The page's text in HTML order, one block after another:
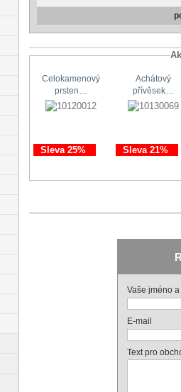
Celokamenový
prsten…
Sleva 25%
Achátový
přívěsek…
Sleva 21%
Vaše jméno
E-mail
Text pro